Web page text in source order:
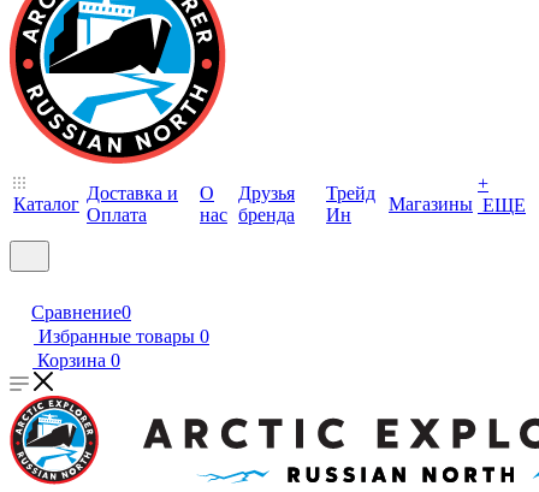
Каталог
Доставка и
Оплата
О
нас
Друзья
бренда
Трейд
Ин
Магазины
+
ЕЩЕ
Сравнение0
Избранные товары 0
Корзина 0